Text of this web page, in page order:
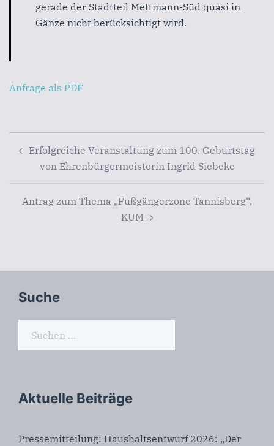
gerade der Stadtteil Mettmann-Süd quasi in
Gänze nicht berücksichtigt wird.
Anfrage als PDF
Erfolgreiche Veranstaltung zum 100. Geburtstag
von Ehrenbürgermeisterin Ingrid Siebeke
Antrag zum Thema „Fußgängerzone Tannisberg“,
KUM
Suche
Aktuelle Beiträge
Pressemitteilung: Haushaltsentwurf 2026: „Der